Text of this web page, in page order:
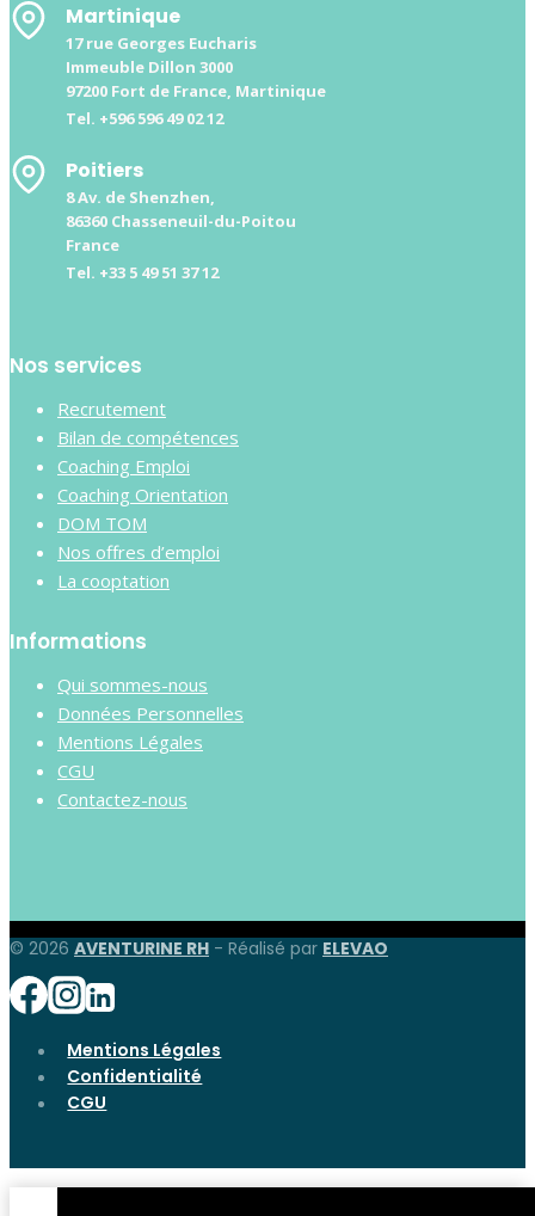
Martinique
17 rue Georges Eucharis
Immeuble Dillon 3000
97200 Fort de France, Martinique
Tel. +596 596 49 02 12
Poitiers
8 Av. de Shenzhen,
86360 Chasseneuil-du-Poitou
France
Tel. +33 5 49 51 37 12
Nos services
Recrutement
Bilan de compétences
Coaching Emploi
Coaching Orientation
DOM TOM
Nos offres d’emploi
La cooptation
Informations
Qui sommes-nous
Données Personnelles
Mentions Légales
CGU
Contactez-nous
© 2026 AVENTURINE RH - Réalisé par ELEVAO
Mentions Légales
Confidentialité
CGU